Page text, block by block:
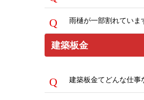
雨樋が一部割れていま
建築板金
建築板金てどんな仕事